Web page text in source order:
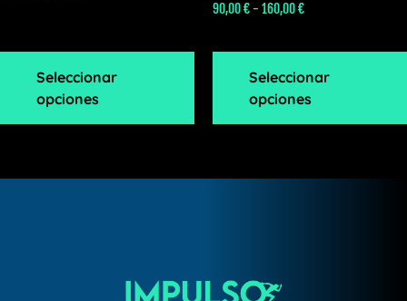
Seleccionar
opciones
90,00€- 160,00€
Seleccionar
opciones